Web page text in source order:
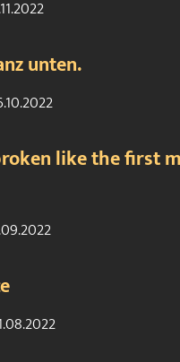
unten.
like the first